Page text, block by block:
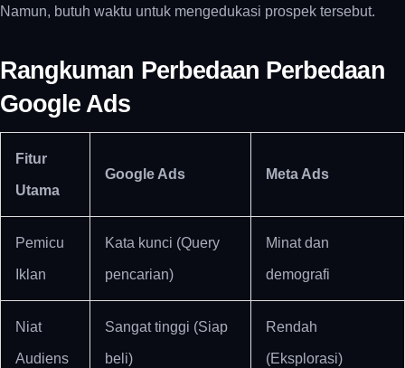
Namun, butuh waktu untuk mengedukasi prospek tersebut.
Rangkuman Perbedaan Perbedaan
Google Ads
Fitur
Utama
Google Ads Meta Ads
Pemicu
Iklan
Kata kunci (Query
pencarian)
Minat dan
demografi
Niat
Audiens
Sangat tinggi (Siap
beli)
Rendah
(Eksplorasi)